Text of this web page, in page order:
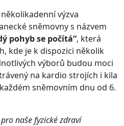
výzva
sněmovny s názvem
pohyb se počítá“, která
kde je k dispozici několik
výborů budou moci
na kardio strojích i kila
sněmovním dnu od 6.
naše fyzické zdraví